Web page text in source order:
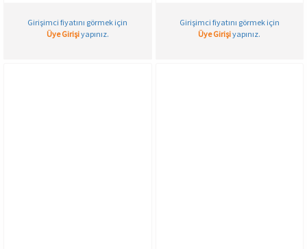
Girişimci fiyatını görmek için
Üye Girişiyapınız.
Girişimci fiyatını görmek için
Üye Girişiyapınız.